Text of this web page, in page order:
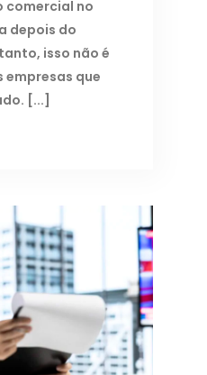
comercial no
depois do
isso não é
empresas que